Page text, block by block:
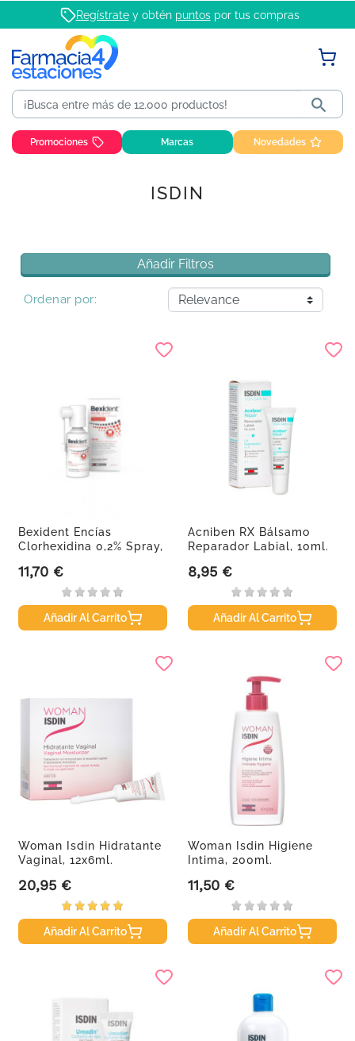
Regístratey obtén puntospor tus compras

Promociones Marcas Novedades
ISDIN
Añadir Filtros
Ordenar por:
Bexident Encías
Clorhexidina 0,2% Spray,
Precio
11,70 €
Añadir Al Carrito
Acniben RX Bálsamo
Reparador Labial, 10ml.
Precio
8,95 €
Añadir Al Carrito
Woman Isdin Hidratante
Vaginal, 12x6ml.
Precio
20,95 €
Añadir Al Carrito
Woman Isdin Higiene
Intima, 200ml.
Precio
11,50 €
Añadir Al Carrito